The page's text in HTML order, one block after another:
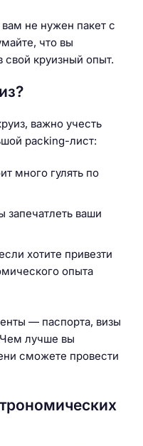
не нужен пакет с
что вы
свой круизный опыт.
важно учесть
packing-лист:
много гулять по
запечатлеть ваши
хотите привезти
опыта
— паспорта, визы
Чем лучше вы
сможете провести